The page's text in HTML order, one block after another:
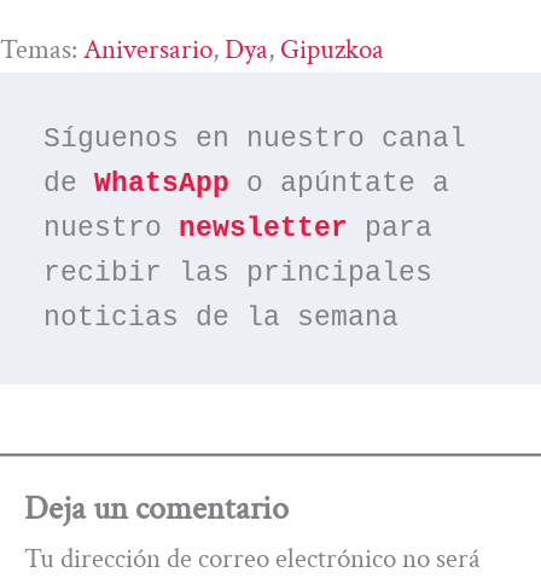
Temas: Aniversario, Dya, Gipuzkoa
Síguenos en nuestro canal
de WhatsApp o apúntate a
nuestro newsletter para
recibir las principales
noticias de la semana
Deja un comentario
Tu dirección de correo electrónico no será